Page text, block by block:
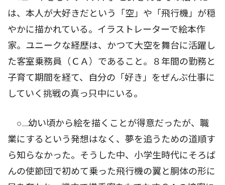
は、本人が大好きだという「空」や「飛行機」が穏
やかに描かれている。イラストレーターで絵本作
家。ユニークな経歴は、かつて大空を舞台に活躍し
た客室乗務員（ＣＡ）であること。８年間の勤務と
子育て期間を経て、自分の「好き」をぜんぶ仕事に
していく挑戦の真っ只中にいる。
○…幼い頃から絵を描くことが得意だったが、職
業にするという発想はなく、夢を追うための道順す
ら知らなかった。そうした中、小学生時代にそろば
んの使節団で初めて乗った飛行機の翼と胴体の形に